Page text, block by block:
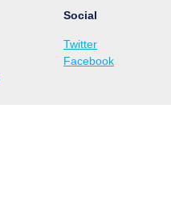
Social
Twitter
Facebook